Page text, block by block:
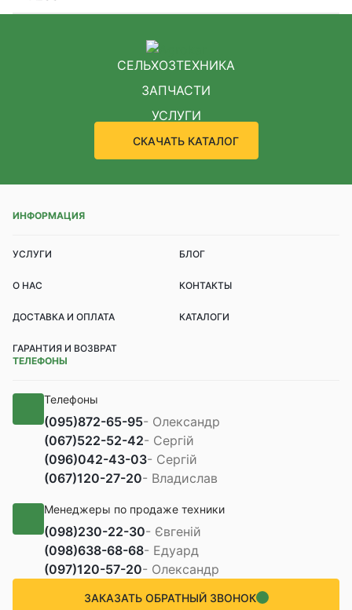
СЕЛЬХОЗТЕХНИКА
ЗАПЧАСТИ
УСЛУГИ
СКАЧАТЬ КАТАЛОГ
ИНФОРМАЦИЯ
УСЛУГИ БЛОГ
О НАС КОНТАКТЫ
ДОСТАВКА И ОПЛАТА КАТАЛОГИ
ГАРАНТИЯ И ВОЗВРАТ
ТЕЛЕФОНЫ
Телефоны
(095)872-65-95- Олександр
(067)522-52-42- Сергій
(096)042-43-03- Сергій
(067)120-27-20- Владислав
Менеджеры по продаже техники
(098)230-22-30- Євгеній
(098)638-68-68- Едуард
(097)120-57-20- Олександр
ЗАКАЗАТЬ ОБРАТНЫЙ ЗВОНОК